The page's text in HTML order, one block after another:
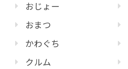
おじょー
おまつ
かわぐち
クルム